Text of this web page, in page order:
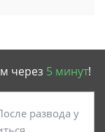
через 5 минут!